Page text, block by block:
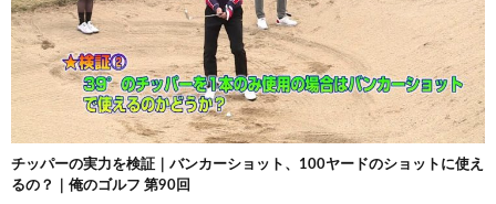
チッパーの実力を検証｜バンカーショット、100ヤードのショットに使え
るの？｜俺のゴルフ 第90回